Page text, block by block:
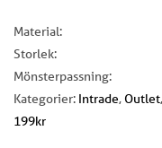
Material:
Storlek:
Mönsterpassning:
Kategorier: Intrade, Outlet,
199kr